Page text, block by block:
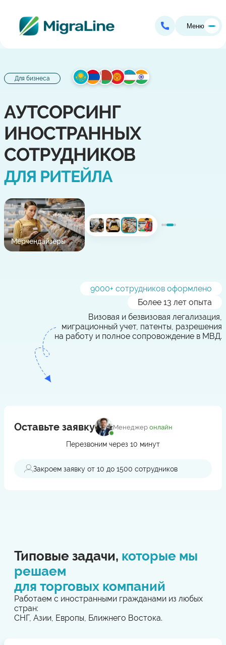
Меню
Для бизнеса
АУТСОРСИНГ
ИНОСТРАННЫХ
СОТРУДНИКОВ
ДЛЯ РИТЕЙЛА
Мерчендайзеры
Сборщики
9000+ сотрудников оформлено
Более 13 лет опыта
Визовая и безвизовая легализация,
миграционный учет, патенты, разрешения
на работу и полное сопровождение в МВД.
Оставьте заявку Менеджер онлайн
Перезвоним через 10 минут
Закроем заявку от 10 до 1500 сотрудников
Типовые задачи, которые мы
решаем
для торговых компаний
Работаем с иностранными гражданами из любых
стран:
СНГ, Азии, Европы, Ближнего Востока.